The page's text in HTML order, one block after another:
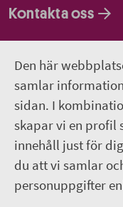
Den här
samlar
sidan. I
skapar vi en profil
innehåll just för
du att vi samlar
personuppgifter
Kontakta oss
Om
018-611 00 00
Genvägar